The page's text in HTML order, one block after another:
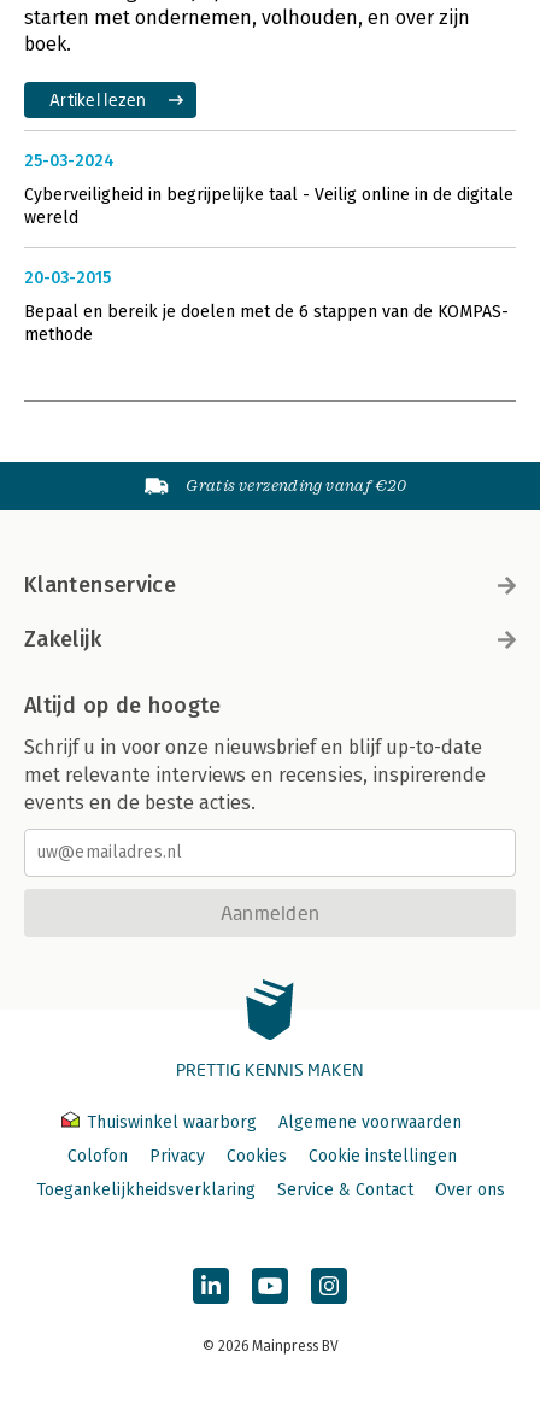
starten met ondernemen, volhouden, en over zijn
boek.
Artikel lezen
25-03-2024
Cyberveiligheid in begrijpelijke taal - Veilig online in de digitale
wereld
20-03-2015
Bepaal en bereik je doelen met de 6 stappen van de KOMPAS-
methode
Gratis verzending vanaf €20
Klantenservice
Zakelijk
Altijd op de hoogte
Schrijf u in voor onze nieuwsbrief en blijf up-to-date
met relevante interviews en recensies, inspirerende
events en de beste acties.
Aanmelden
PRETTIG KENNIS MAKEN
Thuiswinkel waarborg
Algemene voorwaarden
Colofon
Privacy Cookies
Cookie instellingen
Toegankelijkheidsverklaring
Service & Contact Over ons
© 2026 Mainpress BV